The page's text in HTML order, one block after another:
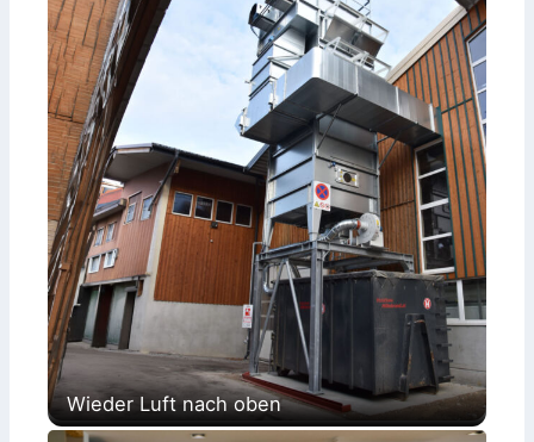
Wieder Luft nach oben